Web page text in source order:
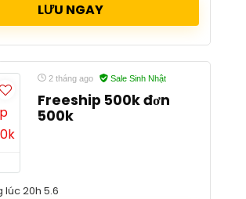
LƯU NGAY
2 tháng ago Sale Sinh Nhật
Freeship 500k đơn
500k
lúc 20h 5.6